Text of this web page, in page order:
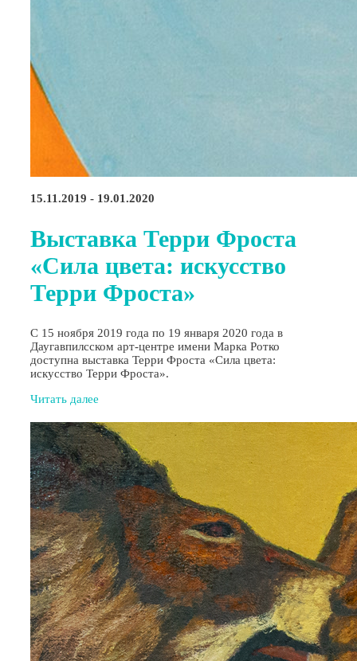
15.11.2019 - 19.01.2020
Выставка Терри Фроста
«Сила цвета: искусство
Терри Фроста»
С 15 ноября 2019 года по 19 января 2020 года в
Даугавпилсском арт-центре имени Марка Ротко
доступна выставка Терри Фроста «Сила цвета:
искусство Терри Фроста».
Читать далее